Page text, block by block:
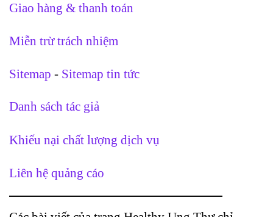
Giao hàng & thanh toán
Miễn trừ trách nhiệm
Sitemap - Sitemap tin tức
Danh sách tác giả
Khiếu nại chất lượng dịch vụ
Liên hệ quảng cáo